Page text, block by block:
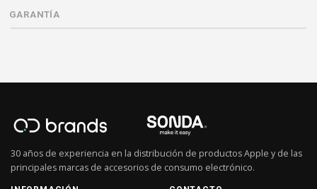
GARANTÍA
30 años de experiencia en la distribución de productos Apple y de las
principales marcas de accesorios de consumo electrónico.